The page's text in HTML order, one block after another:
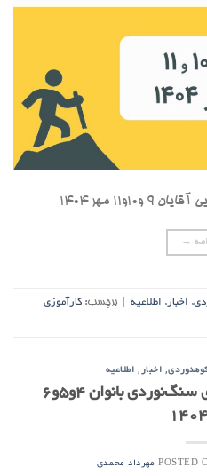
مهر ۱۴۰۴
→
, اخبار , اطلاعیه برچسب: کارآموزی
, اخبار , اطلاعیه
فراخوان ثبت‌نام کارآموزی سنگ‌نوردی بانوان ۴و۵و۶
POSTED مهرداد محمدی